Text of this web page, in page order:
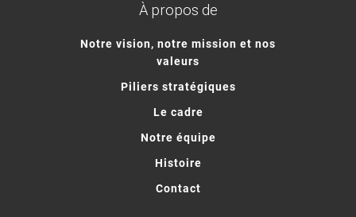
À propos de
Notre vision, notre mission et nos
valeurs
Piliers stratégiques
Le cadre
Notre équipe
Histoire
Contact